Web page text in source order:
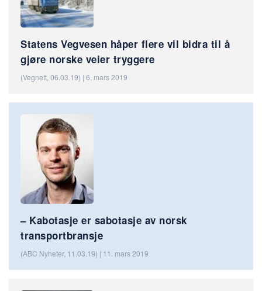
Statens Vegvesen håper flere vil bidra til å
gjøre norske veier tryggere
(Vegnett, 06.03.19) | 6. mars 2019
– Kabotasje er sabotasje av norsk
transportbransje
(ABC Nyheter, 11.03.19) | 11. mars 2019